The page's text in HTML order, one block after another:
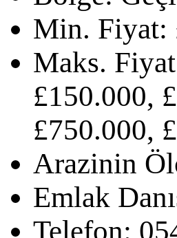
Min. Fiyat:
Maks.
£150.000,
£750.000,
Arazinin
Emlak
Telefon: